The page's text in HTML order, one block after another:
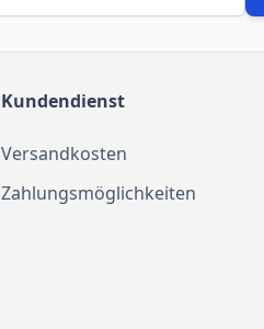
Kundendienst
Versandkosten
Zahlungsmöglichkeiten